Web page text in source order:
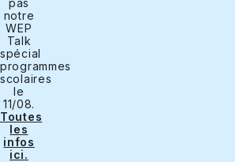
pas
notre
WEP
Talk
spécial
programmes
scolaires
le
11/08.
Toutes
les
infos
ici.